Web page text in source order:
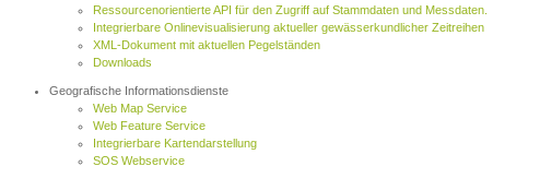
Ressourcenorientierte API für den Zugriff auf Stammdaten und Messdaten.
Integrierbare Onlinevisualisierung aktueller gewässerkundlicher Zeitreihen
XML-Dokument mit aktuellen Pegelständen
Downloads
Geografische Informationsdienste
Web Map Service
Web Feature Service
Integrierbare Kartendarstellung
SOS Webservice